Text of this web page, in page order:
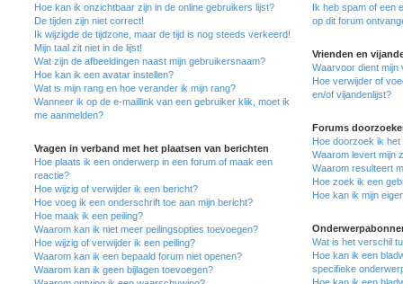
Hoe kan ik onzichtbaar zijn in de online gebruikers lijst?
De tijden zijn niet correct!
Ik wijzigde de tijdzone, maar de tijd is nog steeds verkeerd!
Mijn taal zit niet in de lijst!
Wat zijn de afbeeldingen naast mijn gebruikersnaam?
Hoe kan ik een avatar instellen?
Wat is mijn rang en hoe verander ik mijn rang?
Wanneer ik op de e-maillink van een gebruiker klik, moet ik
me aanmelden?
Vragen in verband met het plaatsen van berichten
Hoe plaats ik een onderwerp in een forum of maak een
reactie?
Hoe wijzig of verwijder ik een bericht?
Hoe voeg ik een onderschrift toe aan mijn bericht?
Hoe maak ik een peiling?
Waarom kan ik niet meer peilingsopties toevoegen?
Hoe wijzig of verwijder ik een peiling?
Waarom kan ik een bepaald forum niet openen?
Waarom kan ik geen bijlagen toevoegen?
Ik heb spam of een
op dit forum
Vrienden en
Waarvoor dient mijn
Hoe verwijder of
en/of vijandenlijst?
Forums
Hoe doorzoek ik het
Waarom levert mijn
Waarom resulteert
Hoe zoek ik een
Hoe kan ik mijn
Wat is het verschil
Hoe kan ik een
specifieke
Hoe kan ik een